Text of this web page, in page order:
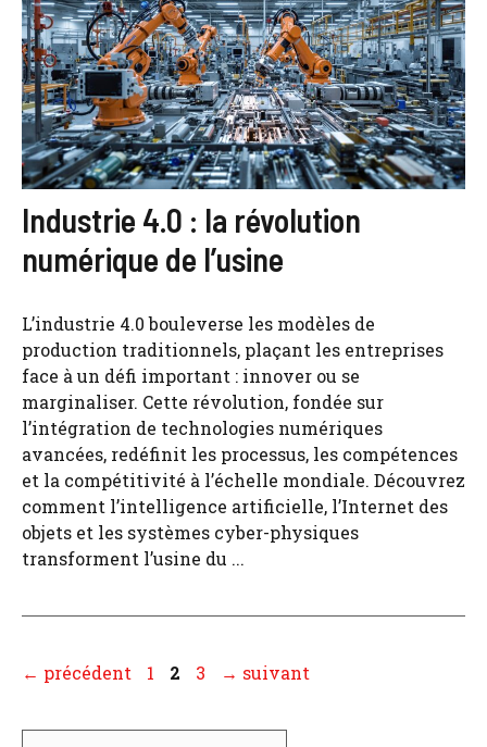
Industrie 4.0 : la révolution
numérique de l’usine
L’industrie 4.0 bouleverse les modèles de
production traditionnels, plaçant les entreprises
face à un défi important : innover ou se
marginaliser. Cette révolution, fondée sur
l’intégration de technologies numériques
avancées, redéfinit les processus, les compétences
et la compétitivité à l’échelle mondiale. Découvrez
comment l’intelligence artificielle, l’Internet des
objets et les systèmes cyber-physiques
transforment l’usine du ...
← précédent Page
1 Page
2 Page
3 → suivant